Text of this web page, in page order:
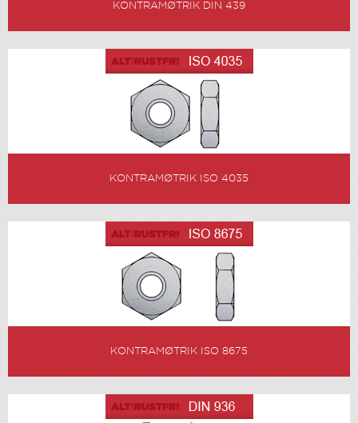
KONTRAMØTRIK DIN 439
KONTRAMØTRIK ISO 4035
KONTRAMØTRIK ISO 8675